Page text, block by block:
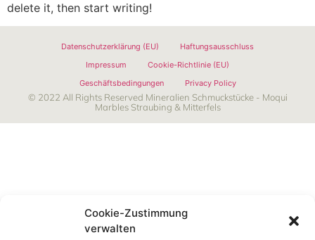
Cookie-Zustimmung
verwalten
delete it, then start writing!
Datenschutzerklärung (EU)
Haftungsausschluss
Impressum
Cookie-Richtlinie (EU)
Geschäftsbedingungen
Privacy Policy
© 2022 All Rights Reserved Mineralien Schmuckstücke - Moqui
Marbles Straubing & Mitterfels